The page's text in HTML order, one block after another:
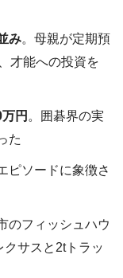
み。母親が定期預
才能への投資を
円 。囲碁界の実
た
ピソードに象徴さ
のフィッシュハウ
サスと2tトラッ